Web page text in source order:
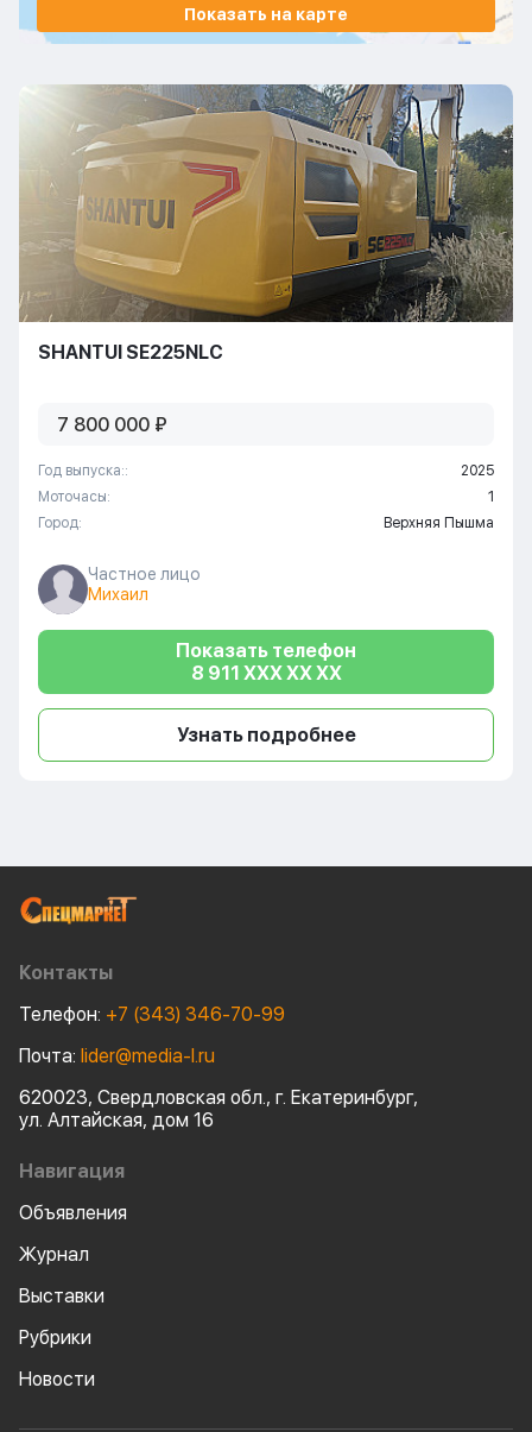
Показать на карте
SHANTUI SE225NLC
Год выпуска::
2025
Моточасы:
1
Город:
Верхняя Пышма
Частное лицо
Михаил
7 800 000 ₽
Показать телефон
8 911 XXX XX XX
Узнать подробнее
Навигация
Объявления
Журнал
Выставки
Рубрики
Новости
Контакты
Телефон: +7 (343) 346-70-99
Почта: lider@media-l.ru
620023, Свердловская обл., г. Екатеринбург,
ул. Алтайская, дом 16